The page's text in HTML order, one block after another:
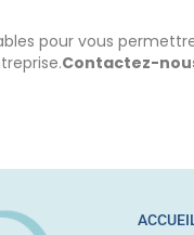
pour vous
Contactez-